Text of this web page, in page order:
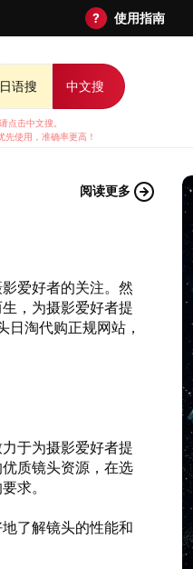
? 使用指南
日语搜 中文搜
点击中文搜。
使用，准确率更高！
阅读更多
爱好者的关注。然
，为摄影爱好者提
淘代购正规网站，
于为摄影爱好者提
质镜头资源，在选
求。
了解镜头的性能和